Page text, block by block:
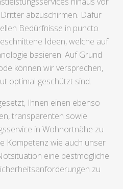
abzuschirmen. Dafür
Bedürfnisse in puncto
Ideen, welche auf
basieren. Auf Grund
können wir versprechen,
optimal geschützt sind.
Ihnen einen ebenso
transparenten sowie
in Wohnortnähe zu
Kompetenz wie auch unser
eine bestmögliche
zu